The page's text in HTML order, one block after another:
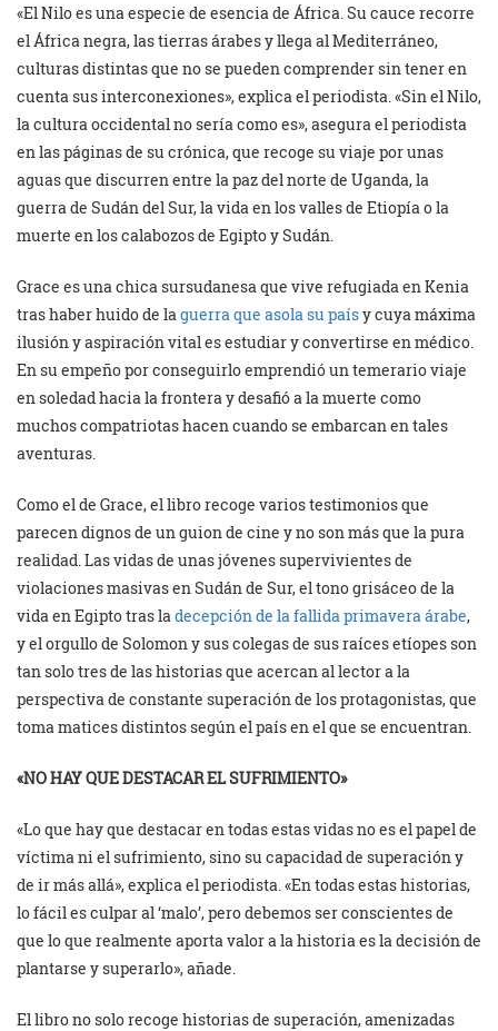
«El Nilo es una especie de esencia de África. Su cauce recorre
el África negra, las tierras árabes y llega al Mediterráneo,
culturas distintas que no se pueden comprender sin tener en
cuenta sus interconexiones», explica el periodista. «Sin el Nilo,
la cultura occidental no sería como es», asegura el periodista
en las páginas de su crónica, que recoge su viaje por unas
aguas que discurren entre la paz del norte de Uganda, la
guerra de Sudán del Sur, la vida en los valles de Etiopía o la
muerte en los calabozos de Egipto y Sudán.
Grace es una chica sursudanesa que vive refugiada en Kenia
tras haber huido de la guerra que asola su paísy cuya máxima
ilusión y aspiración vital es estudiar y convertirse en médico.
En su empeño por conseguirlo emprendió un temerario viaje
en soledad hacia la frontera y desafió a la muerte como
muchos compatriotas hacen cuando se embarcan en tales
aventuras.
Como el de Grace, el libro recoge varios testimonios que
parecen dignos de un guion de cine y no son más que la pura
realidad. Las vidas de unas jóvenes supervivientes de
violaciones masivas en Sudán de Sur, el tono grisáceo de la
vida en Egipto tras la decepción de la fallida primavera árabe,
y el orgullo de Solomon y sus colegas de sus raíces etíopes son
tan solo tres de las historias que acercan al lector a la
perspectiva de constante superación de los protagonistas, que
toma matices distintos según el país en el que se encuentran.
«NO HAY QUE DESTACAR EL SUFRIMIENTO»
«Lo que hay que destacar en todas estas vidas no es el papel de
víctima ni el sufrimiento, sino su capacidad de superación y
de ir más allá», explica el periodista. «En todas estas historias,
lo fácil es culpar al ‘malo’, pero debemos ser conscientes de
que lo que realmente aporta valor a la historia es la decisión de
plantarse y superarlo», añade.
El libro no solo recoge historias de superación, amenizadas